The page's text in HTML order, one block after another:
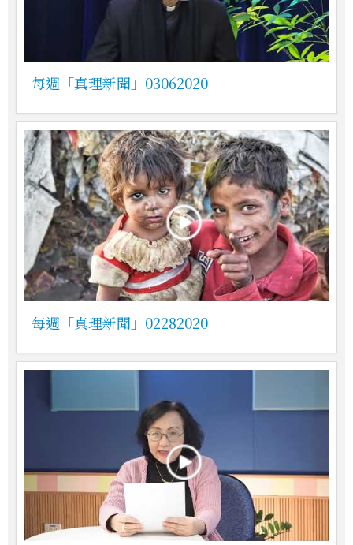
每週「真理新聞」03062020
每週「真理新聞」02282020